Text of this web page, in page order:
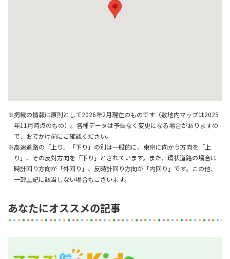
※掲載の情報は原則として2026年2月現在のものです（敷地内マップは2025
年11月時点のもの）。各種データは予告なく変更になる場合がありますの
で、おでかけ前にご確認ください。
※高速道路の「上り」「下り」の別は一般的に、東京に向かう方向を「上
り」、その反対方向を「下り」とされています。また、環状道路の場合は
時計回り方向が「外回り」、反時計回り方向が「内回り」です。この他、
一部上記に該当しない場合もございます。
あなたにオススメの記事